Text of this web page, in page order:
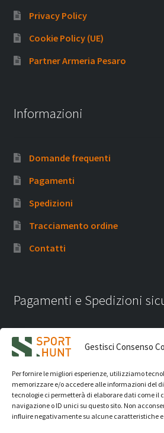
Gestisci Consenso
Per fornire le migliori esperienze, utilizziamo
memorizzare e/o accedere alle informazioni del
tecnologie ci permetterà di elaborare dati come il
navigazione o ID unici su questo sito. Non
influire negativamente su alcune caratteristiche
Privacy Policy
Cookie Policy (UE)
Partner Armeria Pesaro
Informazioni
Domande frequenti
Pagamenti
Spedizioni
Tracciamento ordine
Contatti
Pagamenti e Spedizioni